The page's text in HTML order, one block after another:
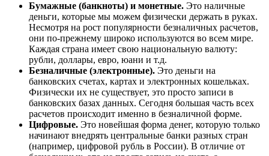
Бумажные (банкноты) и монетные. Это наличные
деньги, которые мы можем физически держать в руках.
Несмотря на рост популярности безналичных расчетов,
они по-прежнему широко используются во всем мире.
Каждая страна имеет свою национальную валюту:
рубли, доллары, евро, юани и т.д.
Безналичные (электронные). Это деньги на
банковских счетах, картах и электронных кошельках.
Физически их не существует, это просто записи в
банковских базах данных. Сегодня большая часть всех
расчетов происходит именно в безналичной форме.
Цифровые. Это новейшая форма денег, которую только
начинают внедрять центральные банки разных стран
(например, цифровой рубль в России). В отличие от